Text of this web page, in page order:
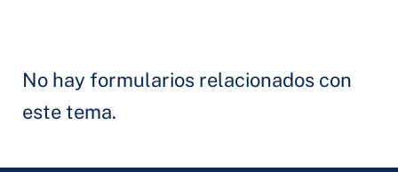
No hay formularios relacionados con
este tema.